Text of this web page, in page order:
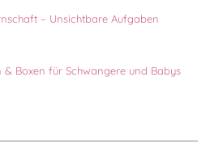
– Unsichtbare Aufgaben
& Boxen für Schwangere und Babys